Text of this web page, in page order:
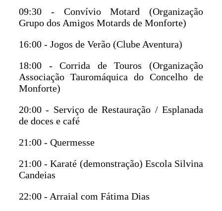
09:30 - Convívio Motard (Organização
Grupo dos Amigos Motards de Monforte)
16:00 - Jogos de Verão (Clube Aventura)
18:00 - Corrida de Touros (Organização
Associação Tauromáquica do Concelho de
Monforte)
20:00 - Serviço de Restauração / Esplanada
de doces e café
21:00 - Quermesse
21:00 - Karaté (demonstração) Escola Silvina
Candeias
22:00 - Arraial com Fátima Dias